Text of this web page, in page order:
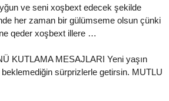
ve seni xoşbext edecek şekilde
her zaman bir gülümseme olsun çünki
qeder xoşbext illere …
KUTLAMA MESAJLARI Yeni yaşın
sürprizlerle getirsin. MUTLU